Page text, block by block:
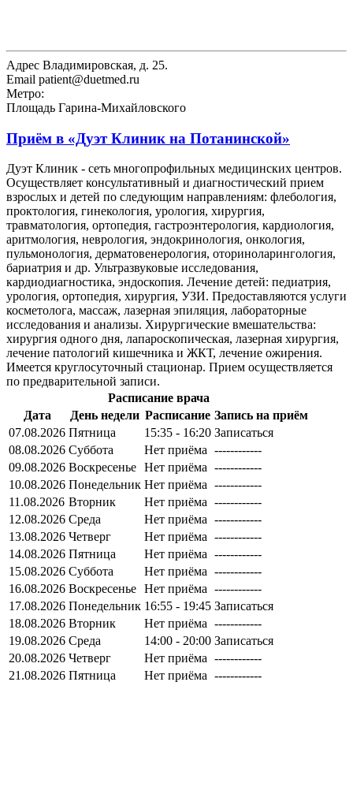
Адрес Владимировская, д. 25.
Email patient@duetmed.ru
Метро:
Площадь Гарина-Михайловского
Приём в «Дуэт Клиник на Потанинской»
Дуэт Клиник - сеть многопрофильных медицинских центров.
Осуществляет консультативный и диагностический прием
взрослых и детей по следующим направлениям: флебология,
проктология, гинекология, урология, хирургия,
травматология, ортопедия, гастроэнтерология, кардиология,
аритмология, неврология, эндокринология, онкология,
пульмонология, дерматовенерология, оториноларингология,
бариатрия и др. Ультразвуковые исследования,
кардиодиагностика, эндоскопия. Лечение детей: педиатрия,
урология, ортопедия, хирургия, УЗИ. Предоставляются услуги
косметолога, массаж, лазерная эпиляция, лабораторные
исследования и анализы. Хирургические вмешательства:
хирургия одного дня, лапароскопическая, лазерная хирургия,
лечение патологий кишечника и ЖКТ, лечение ожирения.
Имеется круглосуточный стационар. Прием осуществляется
по предварительной записи.
Расписание врача
Дата
День недели Расписание Запись на приём
07.08.2026 Пятница 15:35 - 16:20 Записаться
08.08.2026 Суббота Нет приёма ------------
09.08.2026 Воскресенье Нет приёма ------------
10.08.2026 Понедельник Нет приёма ------------
11.08.2026 Вторник Нет приёма ------------
12.08.2026 Среда Нет приёма ------------
13.08.2026 Четверг Нет приёма ------------
14.08.2026 Пятница Нет приёма ------------
15.08.2026 Суббота Нет приёма ------------
16.08.2026 Воскресенье Нет приёма ------------
17.08.2026 Понедельник 16:55 - 19:45 Записаться
18.08.2026 Вторник Нет приёма ------------
19.08.2026 Среда 14:00 - 20:00 Записаться
20.08.2026 Четверг Нет приёма ------------
21.08.2026 Пятница Нет приёма ------------